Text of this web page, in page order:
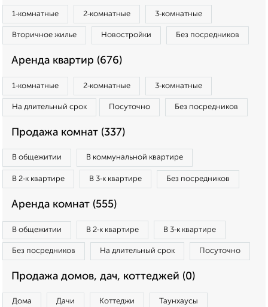
1‑комнатные 2‑комнатные 3‑комнатные
Вторичное жилье Новостройки Без посредников
Аренда квартир (676)
1‑комнатные 2‑комнатные 3‑комнатные
На длительный срок Посуточно Без посредников
Продажа комнат (337)
В общежитии В коммунальной квартире
В 2‑к квартире В 3‑к квартире Без посредников
Аренда комнат (555)
В общежитии В 2‑к квартире В 3‑к квартире
Без посредников На длительный срок Посуточно
Продажа домов, дач, коттеджей (0)
Дома Дачи Коттеджи Таунхаусы